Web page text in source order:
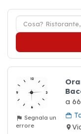
Segnala un
errore
a